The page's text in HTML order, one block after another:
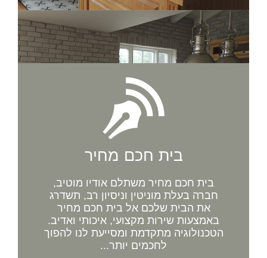
בית חכם מחיר
בית חכם מחיר משתלם אודיו מוטיב,
חברה בעלת מוניטין וניסיון רב, תשדרג
את הבית שלכם אל בית חכם מחיר
באמצעות שירות מקצועי, איכותי ואדיב.
הטכנולוגיה מתקדמת ומסייעת לנו להפוך
לחכמים יותר...